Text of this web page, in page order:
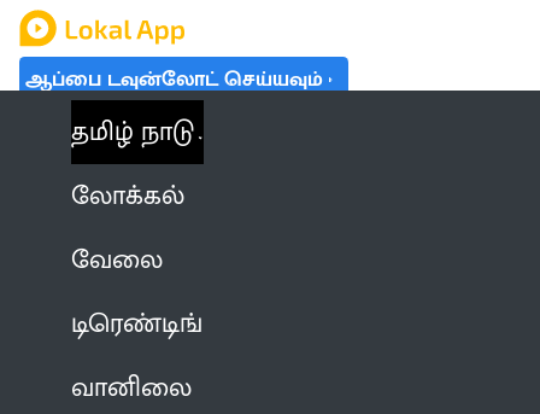
ஆப்பை டவுன்லோட் செய்யவும்
தமிழ் நாடு
லோக்கல்
வேலை
டிரெண்டிங்
வானிலை